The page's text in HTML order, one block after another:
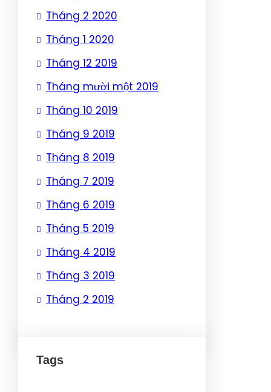
Tháng 2 2020
Tháng 1 2020
Tháng 12 2019
Tháng mười một 2019
Tháng 10 2019
Tháng 9 2019
Tháng 8 2019
Tháng 7 2019
Tháng 6 2019
Tháng 5 2019
Tháng 4 2019
Tháng 3 2019
Tháng 2 2019
Tags